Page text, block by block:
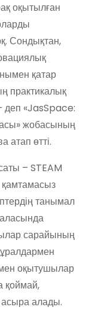
оқытылған
Сондықтан,
қатар
практикалық
деп «JasSpace:
жобасының
атап өтті.
– STEAM
танымал
сарайының
оқытушылар
қоймай,
алады.